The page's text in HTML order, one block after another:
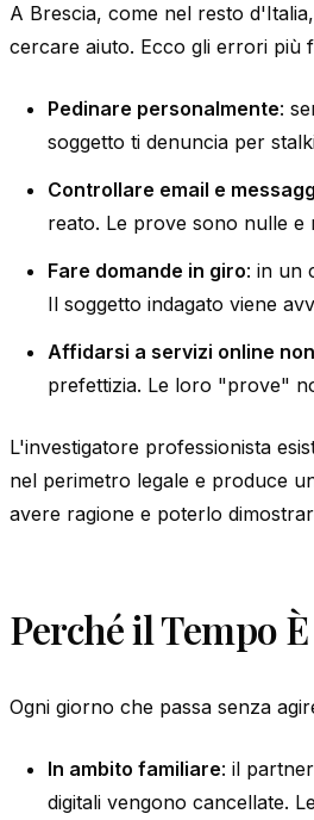
A Brescia, come nel resto
cercare aiuto. Ecco gli errori
Pedinare personalmente:
soggetto ti denuncia per
Controllare email e
reato. Le prove sono nulle e
Fare domande in giro: in un
Il soggetto indagato viene
Affidarsi a servizi online
prefettizia. Le loro "prove"
L'investigatore professionista
nel perimetro legale e produce
avere ragione e poterlo
Perché il Tempo
Ogni giorno che passa senza
In ambito familiare: il
digitali vengono cancellate.